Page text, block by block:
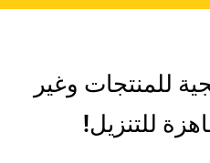
للمنتجات وغير
للتنزيل!